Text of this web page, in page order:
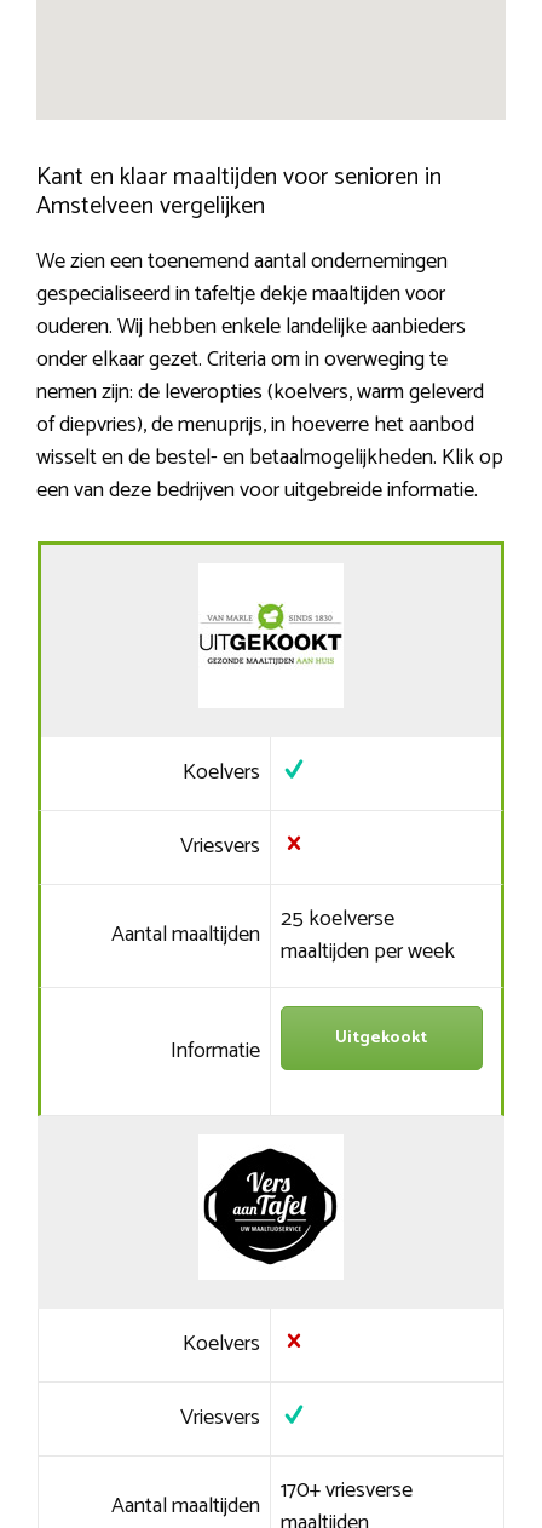
Kant en klaar maaltijden voor senioren in
Amstelveen vergelijken
We zien een toenemend aantal ondernemingen
gespecialiseerd in tafeltje dekje maaltijden voor
ouderen. Wij hebben enkele landelijke aanbieders
onder elkaar gezet. Criteria om in overweging te
nemen zijn: de leveropties (koelvers, warm geleverd
of diepvries), de menuprijs, in hoeverre het aanbod
wisselt en de bestel- en betaalmogelijkheden. Klik op
een van deze bedrijven voor uitgebreide informatie.
Koelvers
Vriesvers
Aantal maaltijden 25 koelverse
maaltijden per week
Informatie Uitgekookt
Koelvers
Vriesvers
Aantal maaltijden 170+ vriesverse